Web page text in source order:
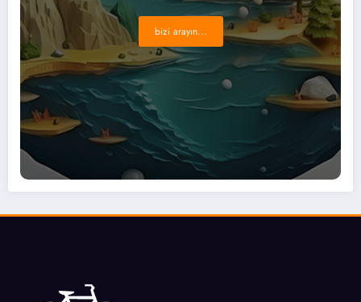
bizi arayın...